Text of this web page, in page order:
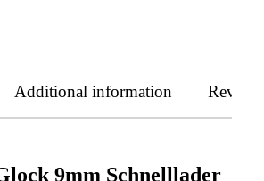
Additional information
9mm Schnelllader